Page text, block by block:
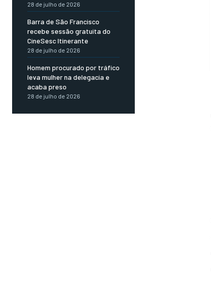
28 de julho de 2026
Barra de São Francisco
recebe sessão gratuita do
CineSesc Itinerante
28 de julho de 2026
Homem procurado por tráfico
leva mulher na delegacia e
acaba preso
28 de julho de 2026